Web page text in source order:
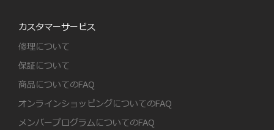
カスタマーサービス
修理について
保証について
商品についてのFAQ
オンラインショッピングについてのFAQ
メンバープログラムについてのFAQ